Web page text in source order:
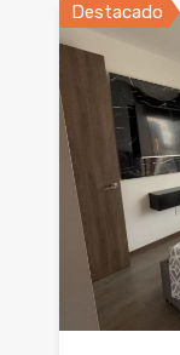
Destacado